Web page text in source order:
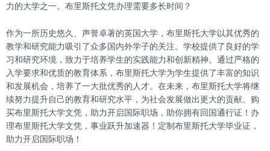
力的大学之一。布里斯托文凭办理需要多长时间？
作为一所历史悠久、声誉卓著的英国大学，布里斯托大学以其优秀的
教学和研究能力吸引了众多国内外学子的关注。学校提供了良好的学
习和研究环境，致力于培养学生的实践能力和创新精神。通过严格的
入学要求和优质的教育体系，布里斯托大学为学生提供了丰富的知识
和发展机会，培养了一大批优秀的人才。在未来，布里斯托大学将继
续努力提升自己的教育和研究水平，为社会发展做出更大的贡献。购
买布里斯托大学文凭，助力开启国际职场，助你拥有回国通行证！办
理布里斯托大学文凭，事业跃升加速器！定制布里斯托大学毕业证，
助力开启国际职场！